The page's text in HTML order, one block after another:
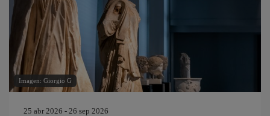
Imagen: Giorgio G
25 abr 2026 - 26 sep 2026